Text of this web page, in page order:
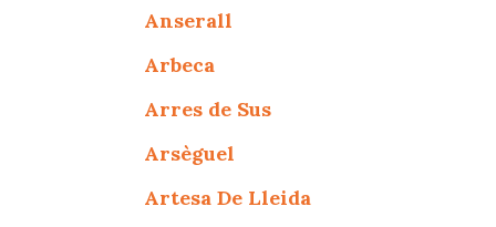
Anserall
Arbeca
Arres de Sus
Arsèguel
Artesa De Lleida